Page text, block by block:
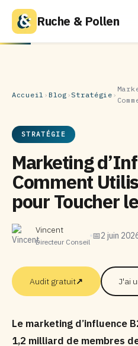
Ruche & Pollen
Accueil › Blog ›Stratégie ›
STRATÉGIE
Marketing
Comment
pour Toucher
Vincent
Directeur Conseil
📅2 juin
Audit gratuit↗ J'ai
Le marketing d’influence
1,2 milliard de membres